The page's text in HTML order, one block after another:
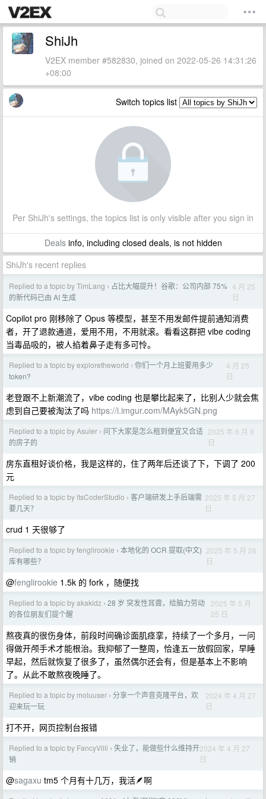
ShiJh
V2EX member #582830, joined on 2022-05-26 14:31:26
+08:00
Switch topics list
Per ShiJh's settings, the topics list is only visible after you sign in
Dealsinfo, including closed deals, is not hidden
ShiJh's recent replies
Replied to a topic by TimLang › 占比大幅提升！谷歌：公司内部 75%
的新代码已由 AI 生成
4 月 25
日
Copilot pro 刚移除了 Opus 等模型，甚至不用发邮件提前通知消费
者，开了退款通道，爱用不用，不用就滚。看看这群把 vibe coding
当毒品吸的，被人掐着鼻子走有多可怜。
Replied to a topic by exploretheworld › 你们一个月上班要用多少
token?
4 月 25
日
老登跟不上新潮流了，vibe coding 也是攀比起来了，比别人少就会焦
虑到自己要被淘汰了吗 https://i.imgur.com/MAyk5GN.png
Replied to a topic by Asuler › 问下大家是怎么租到便宜又合适
的房子的
2025 年 6 月 9
日
房东直租好谈价格，我是这样的，住了两年后还谈了下，下调了 200
元
Replied to a topic by itsCoderStudio › 客户端研发上手后端需
要几天？
2025 年 5 月 27
日
crud 1 天很够了
Replied to a topic by fenglirookie › 本地化的 OCR 提取(中文)
库有哪些？
2025 年 5 月 26
日
@fenglirookie 1.5k 的 fork ，随便找
Replied to a topic by akakidz › 28 岁 突发性耳聋，给脑力劳动
的各位朋友们提个醒
2025 年 5 月
25 日
熬夜真的很伤身体，前段时间确诊面肌痉挛，持续了一个多月，一问
得做开颅手术才能根治。我抑郁了一整周，恰逢五一放假回家，早睡
早起，然后就恢复了很多了，虽然偶尔还会有，但是基本上不影响
了。从此不敢熬夜晚睡了。
Replied to a topic by moluuser › 分享一个声音克隆平台，欢
迎来玩一玩
2024 年 4 月 27
日
打不开，网页控制台报错
Replied to a topic by FancyVilli › 失业了，能做些什么维持开
销
2024 年 4 月 27
日
@sagaxu tm5 个月有十几万，我活🪶啊